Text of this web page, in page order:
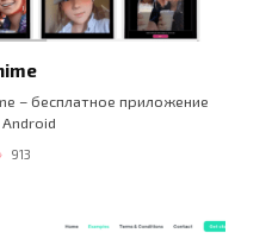
– бесплатное приложение
Android
913